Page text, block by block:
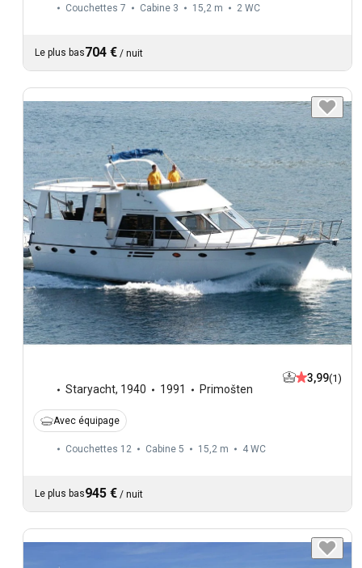
Couchettes 7 Cabine 3 15,2 m 2 WC
Le plus bas704 € / nuit
Staryacht, 1940 1991 Primošten
3,99(1)
Avec équipage
Couchettes 12 Cabine 5 15,2 m 4 WC
Le plus bas945 € / nuit